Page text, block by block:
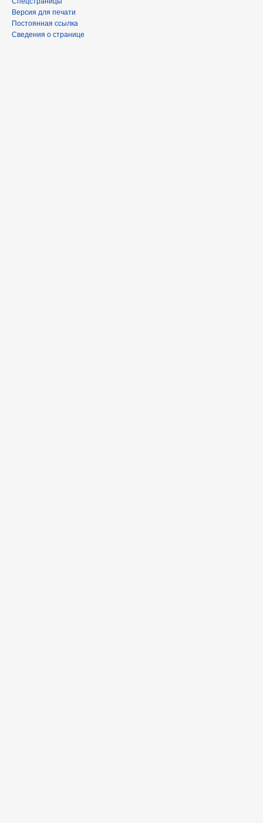
Версия для печати
Постоянная ссылка
Сведения о странице